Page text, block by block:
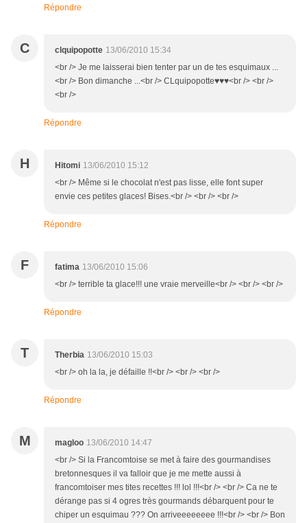
Répondre
C clquipopotte 13/06/2010 15:34
<br /> Je me laisserai bien tenter par un de tes esquimaux ...
<br /> Bon dimanche ...<br /> CLquipopotte♥♥♥<br /> <br />
<br />
Répondre
H Hitomi 13/06/2010 15:12
<br /> Même si le chocolat n'est pas lisse, elle font super
envie ces petites glaces! Bises.<br /> <br /> <br />
Répondre
F fatima 13/06/2010 15:06
<br /> terrible ta glace!!! une vraie merveille<br /> <br /> <br />
Répondre
T Therbia 13/06/2010 15:03
<br /> oh la la, je défaille !!<br /> <br /> <br />
Répondre
M magloo 13/06/2010 14:47
<br /> Si la Francomtoise se met à faire des gourmandises
bretonnesques il va falloir que je me mette aussi à
francomtoiser mes tites recettes !!! lol !!!<br /> <br /> Ca ne te
dérange pas si 4 ogres très gourmands débarquent pour te
chiper un esquimau ??? On arriveeeeeeee !!!<br /> <br /> Bon